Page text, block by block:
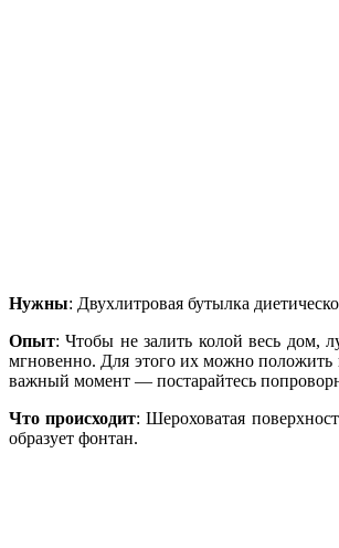
Нужны: Двухлитровая бутылка
Опыт: Чтобы не залить колой весь дом,
мгновенно. Для этого их можно положить
важный момент — постарайтесь
Что происходит: Шероховатая
образует фонтан.